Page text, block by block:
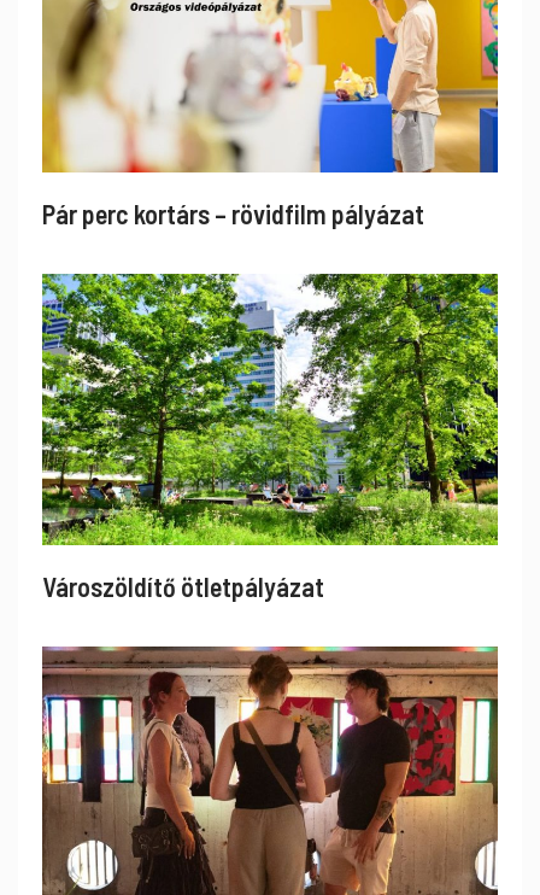
Pár perc kortárs – rövidfilm pályázat
Városzöldítő ötletpályázat